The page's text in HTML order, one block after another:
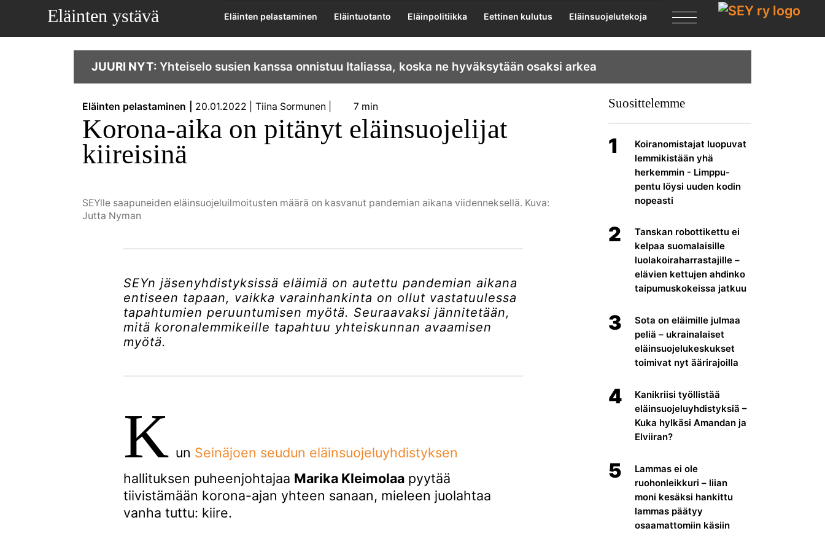
Eläinten ystävä Eläinten pelastaminen Eläintuotanto Eläinpolitiikka Eettinen kulutus Eläinsuojelutekoja
JUURI NYT: Yhteiselo susien kanssa onnistuu Italiassa, koska ne hyväksytään osaksi arkea
Eläinten pelastaminen 20.01.2022 Tiina Sormunen 7 min
Korona-aika on pitänyt eläinsuojelijat
kiireisinä
SEYlle saapuneiden eläinsuojeluilmoitusten määrä on kasvanut pandemian aikana viidenneksellä. Kuva:
Jutta Nyman
SEYn jäsenyhdistyksissä eläimiä on autettu pandemian aikana
entiseen tapaan, vaikka varainhankinta on ollut vastatuulessa
tapahtumien peruuntumisen myötä. Seuraavaksi jännitetään,
mitä koronalemmikeille tapahtuu yhteiskunnan avaamisen
myötä.
K un Seinäjoen seudun eläinsuojeluyhdistyksen
hallituksen puheenjohtajaa Marika Kleimolaa pyytää
tiivistämään korona-ajan yhteen sanaan, mieleen juolahtaa
vanha tuttu: kiire.
Suosittelemme
1
Koiranomistajat luopuvat
lemmikistään yhä
herkemmin - Limppu-
pentu löysi uuden kodin
nopeasti
2
Tanskan robottikettu ei
kelpaa suomalaisille
luolakoiraharrastajille –
elävien kettujen ahdinko
taipumuskokeissa jatkuu
3
Sota on eläimille julmaa
peliä – ukrainalaiset
eläinsuojelukeskukset
toimivat nyt äärirajoilla
4
Kanikriisi työllistää
eläinsuojeluyhdistyksiä –
Kuka hylkäsi Amandan ja
Elviiran?
5
Lammas ei ole
ruohonleikkuri – liian
moni kesäksi hankittu
lammas päätyy
osaamattomiin käsiin